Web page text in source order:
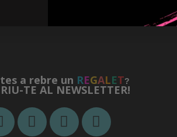
a rebre un REGALET?
TE AL NEWSLETTER!